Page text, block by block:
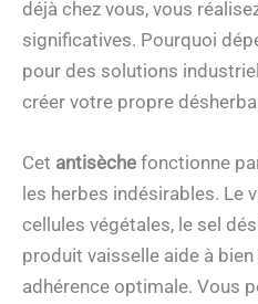
déjà chez vous, vous
significatives. Pourquoi
pour des solutions
créer votre propre
Cet antisèche fonctionne
les herbes indésirables. Le
cellules végétales, le sel
produit vaisselle aide à
adhérence optimale. Vous